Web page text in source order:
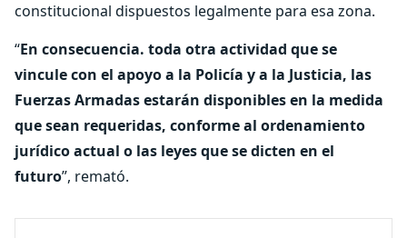
constitucional dispuestos legalmente para esa zona.
“En consecuencia. toda otra actividad que se
vincule con el apoyo a la Policía y a la Justicia, las
Fuerzas Armadas estarán disponibles en la medida
que sean requeridas, conforme al ordenamiento
jurídico actual o las leyes que se dicten en el
futuro”, remató.